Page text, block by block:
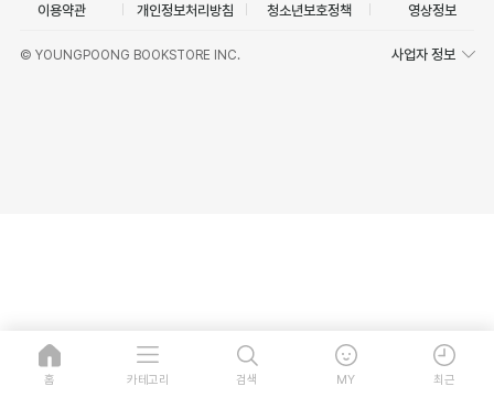
이용약관 개인정보처리방침 청소년보호정책 영상정보
© YOUNGPOONG BOOKSTORE INC. 사업자 정보
홈 카테고리 검색 MY 최근